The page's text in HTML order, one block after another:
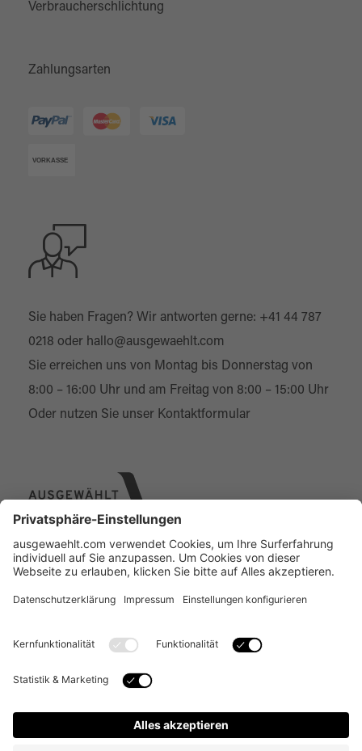
Verbraucherschlichtung
Zahlungsarten
Über uns
Sie haben Fragen? Wir antworten gerne: +41 44 787
0218 oder hallo@ausgewaehlt.com
Sie erreichen uns von Montag bis Donnerstag von
8:00 – 16:00 Uhr und am Freitag von 8:00 – 15:00 Uhr
Oder nutzen Sie unser Kontaktformular